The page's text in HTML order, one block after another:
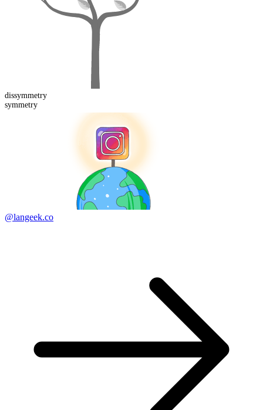
dissymmetry
symmetry
@langeek.co